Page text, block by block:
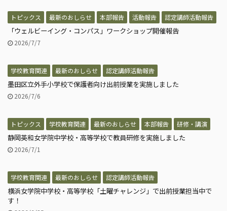
トピックス 最新のおしらせ 本部報告 活動報告 認定講師活動報告
「ウェルビーイング・コンパス」ワークショップ開催報告
2026/7/7
学校教育関連 最新のおしらせ 認定講師活動報告
墨田区立外手小学校で保護者向け出前授業を実施しました
2026/7/6
トピックス 学校教育関連 最新のおしらせ 本部報告 研修・講演
静岡英和女学院中学校・高等学校で教員研修を実施しました
2026/7/1
学校教育関連 最新のおしらせ 認定講師活動報告
横浜女学院中学校・高等学校「土曜チャレンジ」で出前授業担当中で
す！